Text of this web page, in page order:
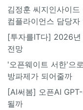
김정훈 씨지인사이드
컴플라이언스 담당
[투자를IT다] 2026
전망
'오픈웨이트 서한'으
방파제가 되어줄까
[AI써봄] 오픈AI
될까